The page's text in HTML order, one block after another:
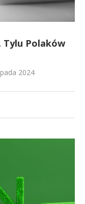
Tylu Polaków
2024